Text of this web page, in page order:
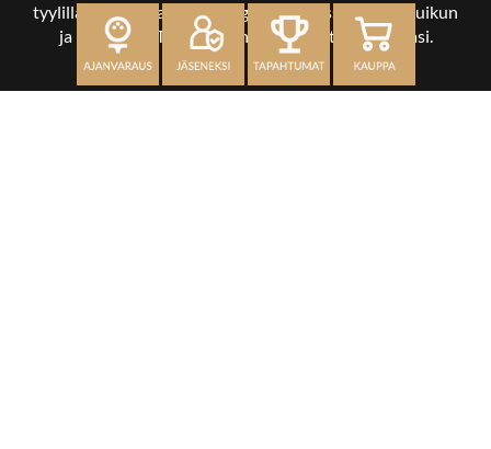
tyylilläsi ja tasollasi – ja bongaat halutessasi vaikka uikun
ja kuikankin. Tärkeintä on, että nautit vierailustasi.